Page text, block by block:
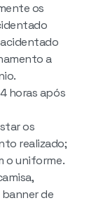
os
a
horas após
os
realizado;
o uniforme.
de